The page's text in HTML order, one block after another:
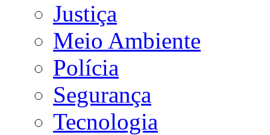
Justiça
Meio Ambiente
Polícia
Segurança
Tecnologia